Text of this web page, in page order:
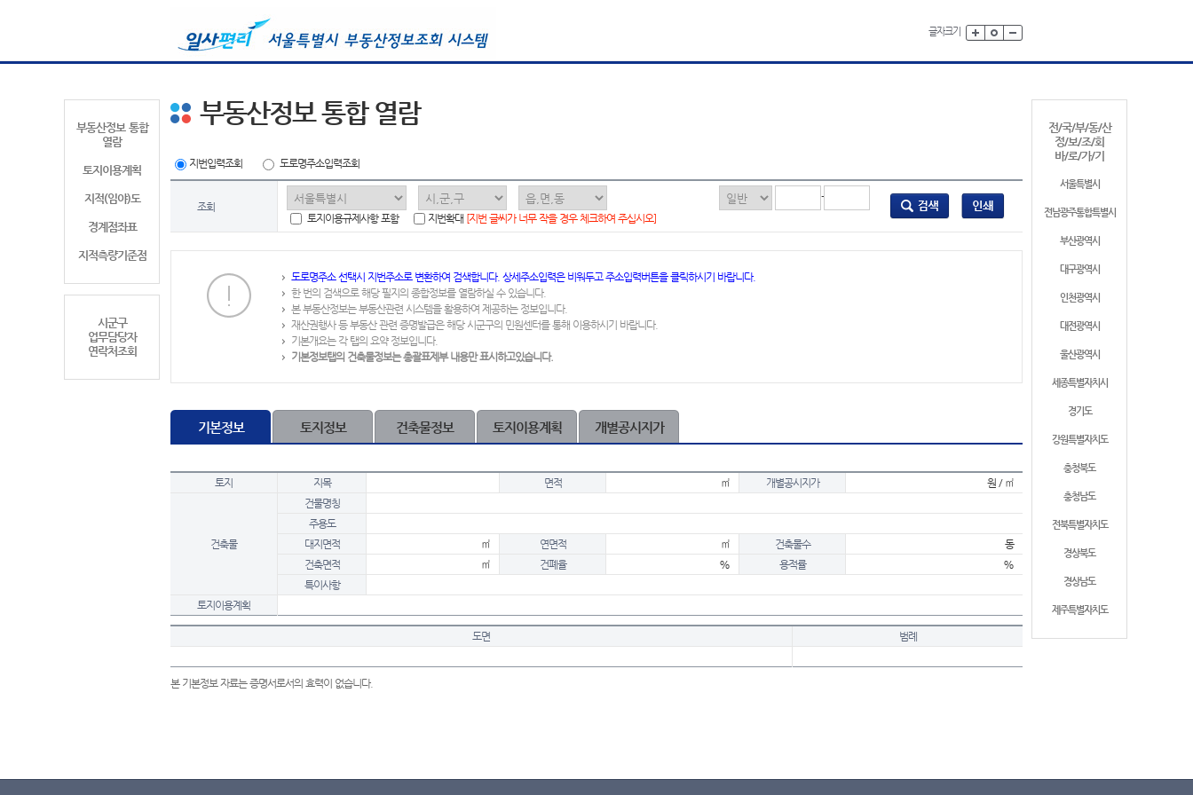
글자크기
부동산정보 통합
열람
토지이용계획
지적(임야)도
경계점좌표
지적측량기준점
시군구
업무담당자
연락처조회
전/국/부/동/산
정/보/조/회
바/로/가/기
서울특별시
전남광주통합특별시
부산광역시
대구광역시
인천광역시
대전광역시
울산광역시
세종특별자치시
경기도
강원특별자치도
충청북도
충청남도
전북특별자치도
경상북도
경상남도
제주특별자치도
부동산정보 통합 열람
지번입력조회 도로명주소입력조회
조회
-
토지이용규제사항 포함
지번확대 [지번 글씨가 너무 작을 경우 체크하여 주십시오]
도로명주소 선택시 지번주소로 변환하여 검색합니다. 상세주소입력은 비워두고 주소입력버튼을 클릭하시기 바랍니다.
한 번의 검색으로 해당 필지의 종합정보를 열람하실 수 있습니다.
본 부동산정보는 부동산관련 시스템을 활용하여 제공하는 정보입니다.
재산권행사 등 부동산 관련 증명발급은 해당 시군구의 민원센터를 통해 이용하시기 바랍니다.
기본개요는 각 탭의 요약 정보입니다.
기본정보탭의 건축물정보는 총괄표제부 내용만 표시하고있습니다.
기본정보 토지정보 건축물정보 토지이용계획 개별공시지가
토지 지목 면적 ㎡ 개별공시지가 원 / ㎡
건축물
건물명칭
주용도
대지면적
㎡ 연면적 ㎡ 건축물수
동
건축면적
㎡ 건폐율 % 용적률
%
특이사항
토지이용계획
도면 범례
본 기본정보 자료는 증명서로서의 효력이 없습니다.